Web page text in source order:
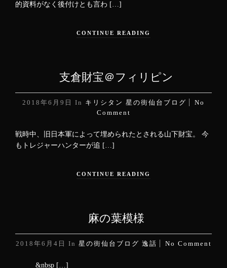
的資料がなく後付けとも言わ […]
CONTINUE READING
支倉財宝＠フィリピン
2018年6月9日 In キリシタン 星の街仙台ブログ
No
Comment
戦時中、旧日本軍によって埋められたとされる山下財宝。 今
もトレジャーハンターが追 […]
CONTINUE READING
麻の葉模様
2018年6月4日 In 星の街仙台ブログ 逸話 No Comment
&nbsp […]